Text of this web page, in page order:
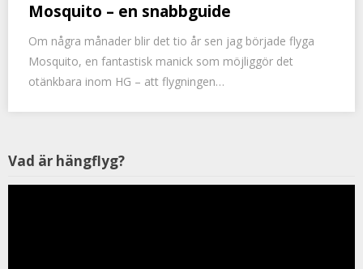
Mosquito – en snabbguide
Om några månader blir det tio år sen jag började flyga
Mosquito, en fantastisk manick som möjliggör det
otänkbara inom HG – att flygningen…
Vad är hängflyg?